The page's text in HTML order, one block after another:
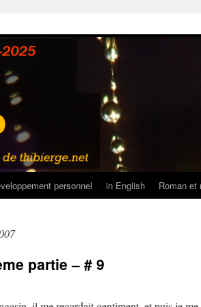
personnel in English Roman et
partie – # 9